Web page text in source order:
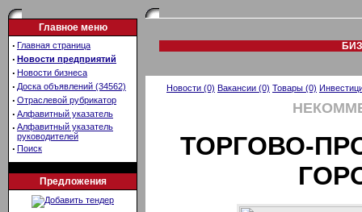
Главное меню
· Главная страница
· Новости предприятий
· Новости бизнеса
· Доска объявлений (34562)
· Отраслевой рубрикатор
· Алфавитный указатель
· Алфавитный указатель
руководителей
· Поиск
Предложения
Новости (0) Вакансии (0) Товары (0)
ТОРГОВО-